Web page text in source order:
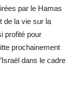
par le Hamas
de la vie sur la
profité pour
prochainement
dans le cadre